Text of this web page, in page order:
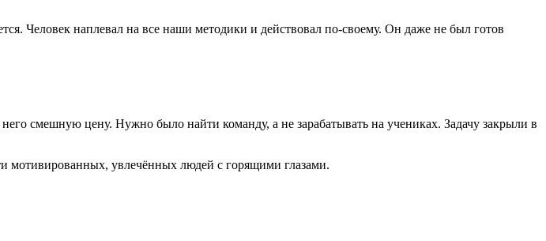
Человек наплевал на все наши методики и действовал по-своему. Он даже не был готов
смешную цену. Нужно было найти команду, а не зарабатывать на учениках. Задачу закрыли в
мотивированных, увлечённых людей с горящими глазами.